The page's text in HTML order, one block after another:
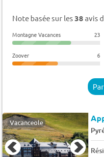
Note basée sur les 38 avis
Montagne Vacances 23
Zoover 6
Vacanceole